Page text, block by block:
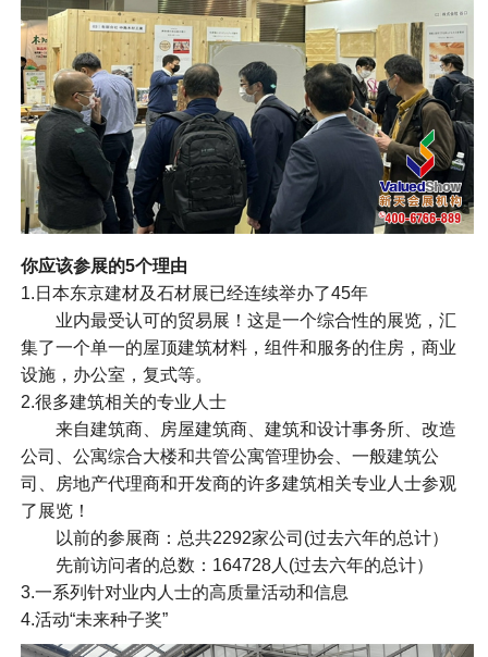
你应该参展的5个理由
1.日本东京建材及石材展已经连续举办了45年
业内最受认可的贸易展！这是一个综合性的展览，汇
集了一个单一的屋顶建筑材料，组件和服务的住房，商业
设施，办公室，复式等。
2.很多建筑相关的专业人士
来自建筑商、房屋建筑商、建筑和设计事务所、改造
公司、公寓综合大楼和共管公寓管理协会、一般建筑公
司、房地产代理商和开发商的许多建筑相关专业人士参观
了展览！
以前的参展商：总共2292家公司(过去六年的总计）
先前访问者的总数：164728人(过去六年的总计）
3.一系列针对业内人士的高质量活动和信息
4.活动“未来种子奖”